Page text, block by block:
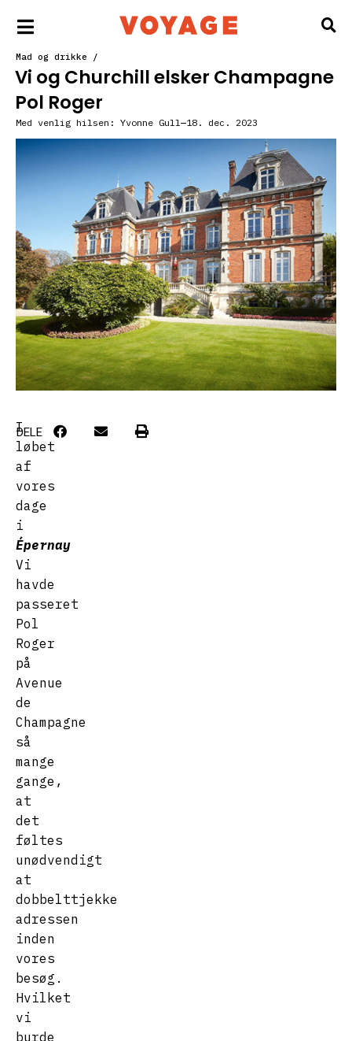
Mad og drikke /
Vi og Churchill elsker Champagne
Pol Roger
Med venlig hilsen: Yvonne Gull 18. dec. 2023
I
løbet
af
vores
dage
i
Épernay
Vi
havde
passeret
Pol
Roger
på
Avenue
de
Champagne
så
mange
gange,
at
det
føltes
unødvendigt
at
dobbelttjekke
adressen
inden
vores
besøg.
Hvilket
vi
burde
DELE